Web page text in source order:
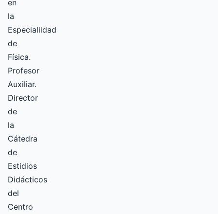
en
la
Especialiidad
de
Física.
Profesor
Auxiliar.
Director
de
la
Cátedra
de
Estidios
Didácticos
del
Centro